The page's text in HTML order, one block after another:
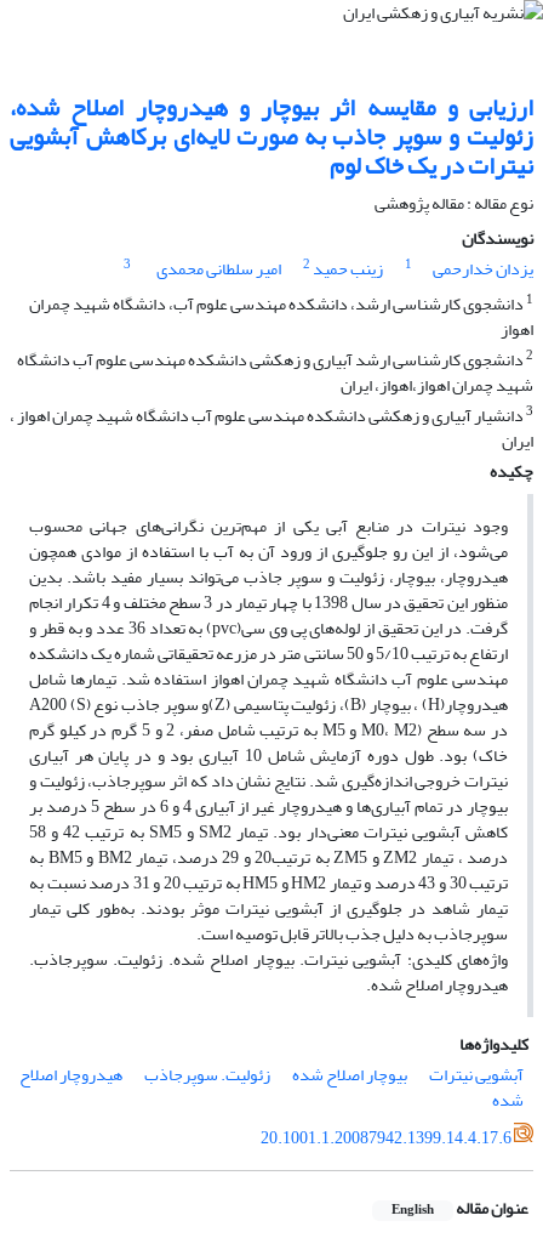
ارزیابی و مقایسه اثر بیوچار و هیدروچار اصلاح شده،
زئولیت و سوپر جاذب به صورت لایه‌ای برکاهش آبشویی
نیترات در یک خاک لوم
نوع مقاله : مقاله پژوهشی
نویسندگان
یزدان خدارحمی
1 زینب حمید 2 امیر سلطانی محمدی
3
1 دانشجوی کارشناسی ارشد، دانشکده مهندسی علوم آب، دانشگاه شهید چمران
اهواز
2دانشجوی کارشناسی ارشد آبیاری و زهکشی دانشکده مهندسی علوم آب دانشگاه
شهید چمران اهواز،اهواز، ایران
3دانشیار آبیاری و زهکشی دانشکده مهندسی علوم آب دانشگاه شهید چمران اهواز ،
ایران
چکیده
وجود نیترات در منابع آبی یکی از مهم‌ترین نگرانی‌های جهانی محسوب
می‌شود، از این رو جلوگیری از ورود آن به آب با استفاده از موادی همچون
هیدروچار، بیوچار، زئولیت و سوپر جاذب می‌تواند بسیار مفید باشد. بدین
منظور این تحقیق در سال 1398 با چهار تیمار در 3 سطح مختلف و 4 تکرار انجام
گرفت. در این تحقیق از لوله‌های پی وی سی(pvc) به تعداد 36 عدد و به قطر و
ارتفاع به ترتیب 5/10 و 50 سانتی متر در مزرعه تحقیقاتی شماره یک دانشکده
مهندسی علوم آب دانشگاه شهید چمران اهواز استفاده شد. تیمارها شامل
هیدروچار(H) ، بیوچار (B)، زئولیت پتاسیمی (Z)و سوپر جاذب نوع A200 (S)
در سه سطح (M0، M2 و M5 به ترتیب شامل صفر، 2 و 5 گرم در کیلو گرم
خاک) بود. طول دوره آزمایش شامل 10 آبیاری بود و در پایان هر آبیاری
نیترات خروجی اندازه‌گیری شد. نتایج نشان داد که اثر سوپرجاذب، زئولیت و
بیوچار در تمام آبیاری‌ها و هیدروچار غیر از آبیاری 4 و 6 در سطح 5 درصد بر
کاهش آبشویی نیترات معنی‌دار بود. تیمار SM2 و SM5 به ترتیب 42 و 58
درصد ، تیمار ZM2 و ZM5 به ترتیب20 و 29 درصد، تیمار BM2 و BM5 به
ترتیب 30 و 43 درصد و تیمار HM2 و HM5 به ترتیب 20 و 31 درصد نسبت به
تیمار شاهد در جلوگیری از آبشویی نیترات موثر بودند. به‌طور کلی تیمار
سوپرجاذب به دلیل جذب بالاتر قابل توصیه است.
واژه‌های کلیدی: آبشویی نیترات. بیوچار اصلاح شده. زئولیت. سوپرجاذب.
هیدروچار اصلاح شده.
کلیدواژه‌ها
آبشویی نیترات
بیوچار اصلاح شده زئولیت. سوپرجاذب هیدروچار اصلاح
شده
20.1001.1.20087942.1399.14.4.17.6
عنوان مقاله English